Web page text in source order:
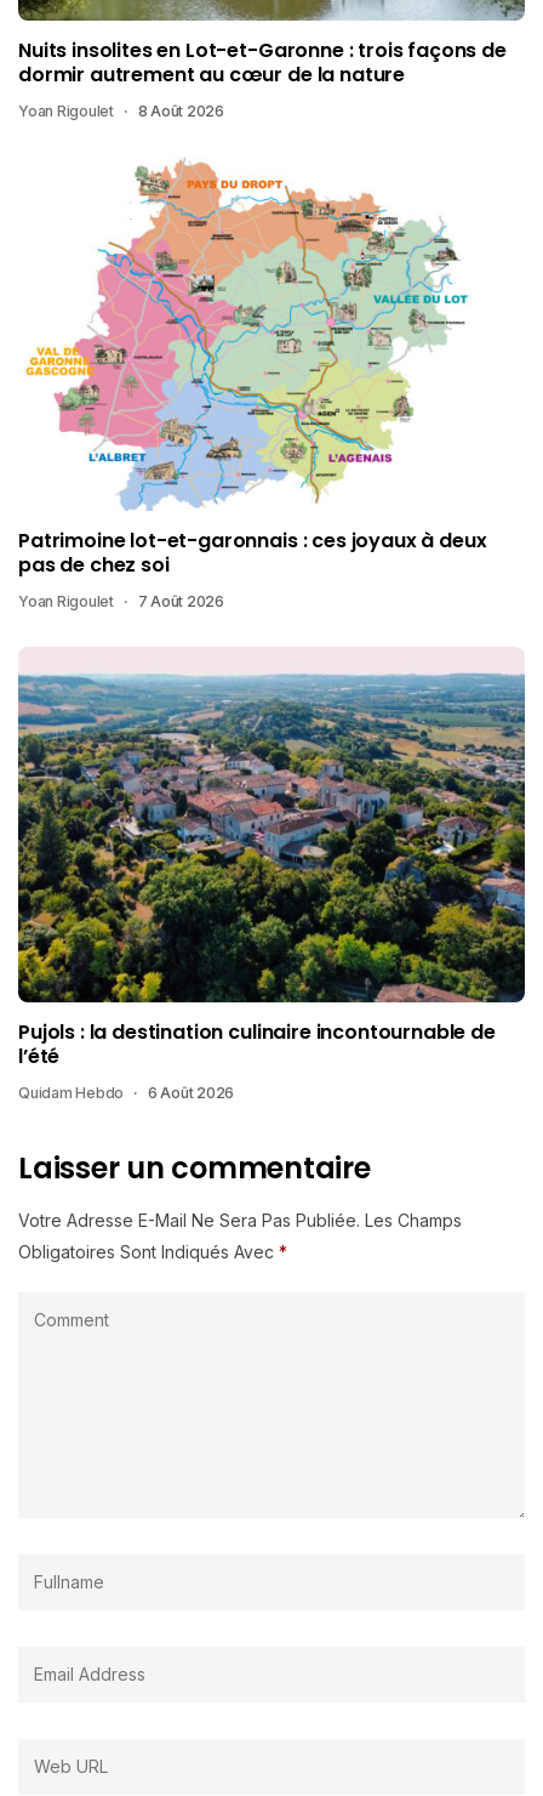
Nuits insolites en Lot-et-Garonne : trois façons de
dormir autrement au cœur de la nature
Yoan Rigoulet 8 Août 2026
Patrimoine lot-et-garonnais : ces joyaux à deux
pas de chez soi
Yoan Rigoulet 7 Août 2026
Pujols : la destination culinaire incontournable de
l’été
Quidam Hebdo 6 Août 2026
Laisser un commentaire
Votre Adresse E-Mail Ne Sera Pas Publiée. Les Champs
Obligatoires Sont Indiqués Avec *